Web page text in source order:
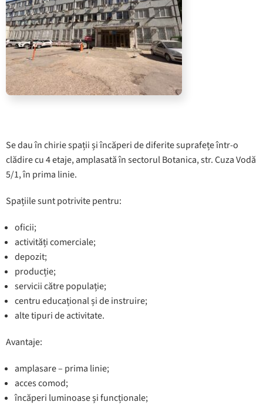
Se dau în chirie spații și încăperi de diferite suprafețe într-o
clădire cu 4 etaje, amplasată în sectorul Botanica, str. Cuza Vodă
5/1, în prima linie.
Spațiile sunt potrivite pentru:
oficii;
activități comerciale;
depozit;
producție;
servicii către populație;
centru educațional și de instruire;
alte tipuri de activitate.
Avantaje:
amplasare – prima linie;
acces comod;
încăperi luminoase și funcționale;